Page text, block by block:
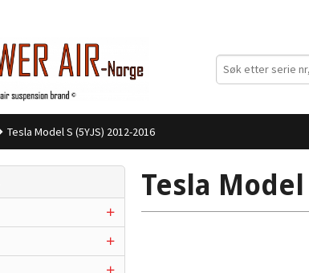
Tesla Model S (5YJS) 2012-2016
Tesla Model